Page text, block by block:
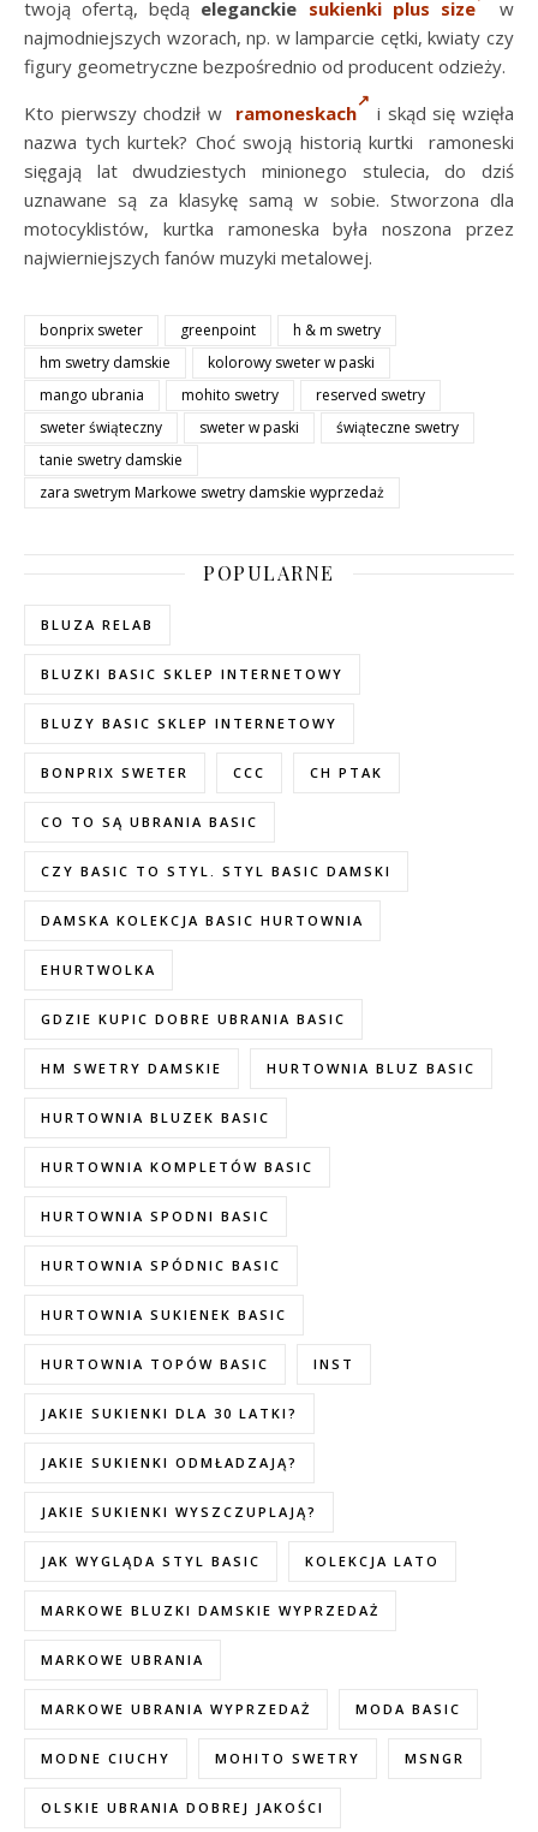
twoją ofertą, będą eleganckie sukienki plus size
w
najmodniejszych wzorach, np. w lamparcie cętki, kwiaty czy
figury geometryczne bezpośrednio od producent odzieży.
Kto pierwszy chodził w ramoneskach
i skąd się wzięła
nazwa tych kurtek? Choć swoją historią kurtki
ramoneski
sięgają lat dwudziestych minionego stulecia, do dziś
uznawane są za klasykę samą w sobie. Stworzona dla
motocyklistów, kurtka ramoneska była noszona przez
najwierniejszych fanów muzyki metalowej.
bonprix sweter greenpoint
h & m swetry
hm swetry damskie
kolorowy sweter w paski
mango ubrania
mohito swetry
reserved swetry
sweter świąteczny
sweter w paski
świąteczne swetry
tanie swetry damskie
zara swetrym Markowe swetry damskie wyprzedaż
POPULARNE
BLUZA RELAB
BLUZKI BASIC SKLEP INTERNETOWY
BLUZY BASIC SKLEP INTERNETOWY
BONPRIX SWETER CCC CH PTAK
CO TO SĄ UBRANIA BASIC
CZY BASIC TO STYL. STYL BASIC DAMSKI
DAMSKA KOLEKCJA BASIC HURTOWNIA
EHURTWOLKA
GDZIE KUPIC DOBRE UBRANIA BASIC
HM SWETRY DAMSKIE HURTOWNIA BLUZ BASIC
HURTOWNIA BLUZEK BASIC
HURTOWNIA KOMPLETÓW BASIC
HURTOWNIA SPODNI BASIC
HURTOWNIA SPÓDNIC BASIC
HURTOWNIA SUKIENEK BASIC
HURTOWNIA TOPÓW BASIC INST
JAKIE SUKIENKI DLA 30 LATKI?
JAKIE SUKIENKI ODMŁADZAJĄ?
JAKIE SUKIENKI WYSZCZUPLAJĄ?
JAK WYGLĄDA STYL BASIC KOLEKCJA LATO
MARKOWE BLUZKI DAMSKIE WYPRZEDAŻ
MARKOWE UBRANIA
MARKOWE UBRANIA WYPRZEDAŻ MODA BASIC
MODNE CIUCHY MOHITO SWETRY MSNGR
OLSKIE UBRANIA DOBREJ JAKOŚCI